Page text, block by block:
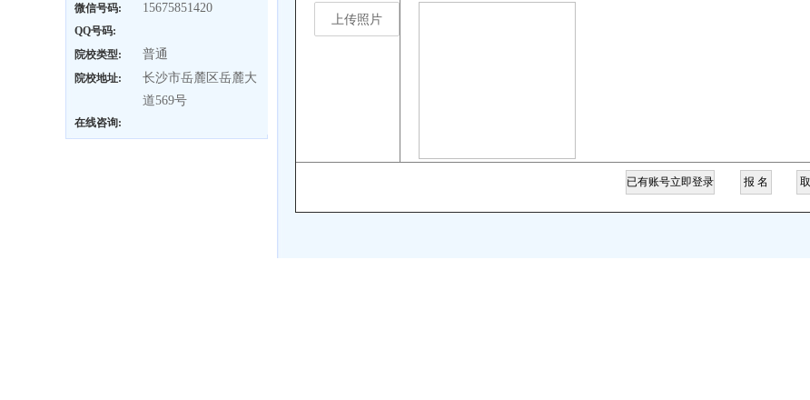
微信号码: 15675851420
QQ号码:
院校类型:
普通
院校地址:
长沙市岳麓区岳麓大
道569号
在线咨询: